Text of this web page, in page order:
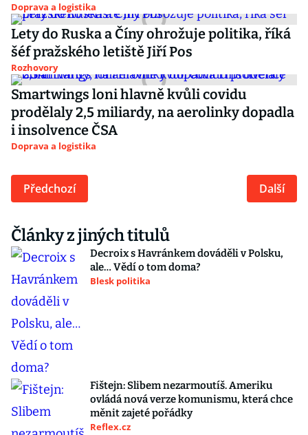
Doprava a logistika
Lety do Ruska a Číny ohrožuje politika, říká
šéf pražského letiště Jiří Pos
Rozhovory
Smartwings loni hlavně kvůli covidu
prodělaly 2,5 miliardy, na aerolinky dopadla
i insolvence ČSA
Doprava a logistika
Předchozí Další
Články z jiných titulů
Decroix s Havránkem dováděli v Polsku,
ale… Vědí o tom doma?
Blesk politika
Fištejn: Slibem nezarmoutíš. Ameriku
ovládá nová verze komunismu, která chce
měnit zajeté pořádky
Reflex.cz